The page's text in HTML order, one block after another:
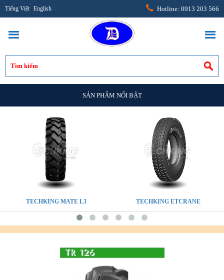
Tiếng Việt English Hotline: 0913 203 566
SẢN PHẨM NỔI BẬT
TECHKING MATE L3 TECHKING ETCRANE